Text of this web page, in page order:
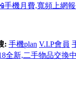
手機月費,寬頻上網
: 手機plan V.I.P會員
全新,二手物品交換